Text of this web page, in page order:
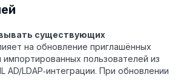
существующих
на обновление приглашённых
импортированных пользователей из
AD/LDAP‑интеграции. При обновлении